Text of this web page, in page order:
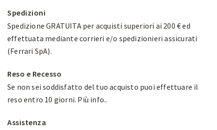
Spedizioni
Spedizione GRATUITA per acquisti superiori ai 200 € ed
effettuata mediante corrieri e/o spedizionieri assicurati
(Ferrari SpA).
Reso e Recesso
Se non sei soddisfatto del tuo acquisto puoi effettuare il
reso entro 10 giorni. Più info..
Assistenza